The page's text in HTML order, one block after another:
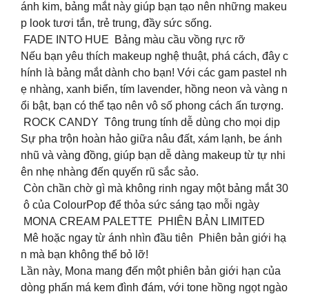
ánh kim, bảng mắt này giúp bạn tạo nên những makeu
p look tươi tắn, trẻ trung, đầy sức sống.
FADE INTO HUE Bảng màu cầu vồng rực rỡ
Nếu bạn yêu thích makeup nghệ thuật, phá cách, đây c
hính là bảng mắt dành cho bạn! Với các gam pastel nh
ẹ nhàng, xanh biển, tím lavender, hồng neon và vàng n
ổi bật, bạn có thể tạo nên vô số phong cách ấn tượng.
ROCK CANDY Tông trung tính dễ dùng cho mọi dịp
Sự pha trộn hoàn hảo giữa nâu đất, xám lạnh, be ánh
nhũ và vàng đồng, giúp bạn dễ dàng makeup từ tự nhi
ên nhẹ nhàng đến quyến rũ sắc sảo.
Còn chần chờ gì mà không rinh ngay một bảng mắt 30
ô của ColourPop để thỏa sức sáng tạo mỗi ngày
MONA CREAM PALETTE PHIÊN BẢN LIMITED
Mê hoặc ngay từ ánh nhìn đầu tiên Phiên bản giới hạ
n mà bạn không thể bỏ lỡ!
Lần này, Mona mang đến một phiên bản giới hạn của
dòng phấn má kem đình đám, với tone hồng ngọt ngào